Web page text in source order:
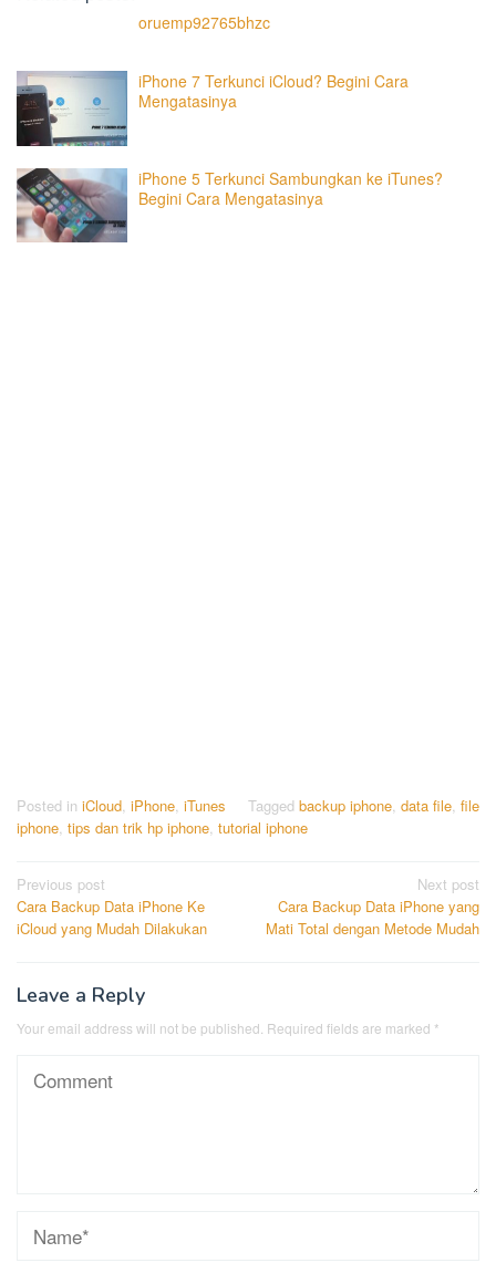
oruemp92765bhzc
iPhone 7 Terkunci iCloud? Begini Cara
Mengatasinya
iPhone 5 Terkunci Sambungkan ke iTunes?
Begini Cara Mengatasinya
Posted in iCloud, iPhone, iTunes Tagged backup iphone, data file, file
iphone, tips dan trik hp iphone, tutorial iphone
Post
navigation
Previous post
Cara Backup Data iPhone Ke
iCloud yang Mudah Dilakukan
Next post
Cara Backup Data iPhone yang
Mati Total dengan Metode Mudah
Leave a Reply
Your email address will not be published. Required fields are marked *